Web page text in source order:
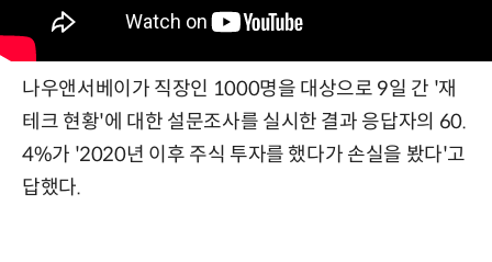
나우앤서베이가 직장인 1000명을 대상으로 9일 간 '재
테크 현황'에 대한 설문조사를 실시한 결과 응답자의 60.
4%가 '2020년 이후 주식 투자를 했다가 손실을 봤다'고
답했다.